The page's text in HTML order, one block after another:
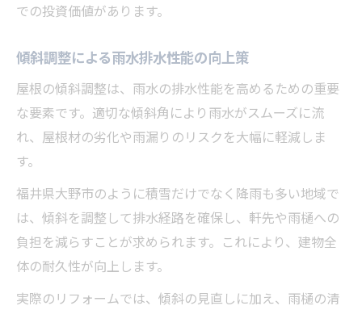
での投資価値があります。
傾斜調整による雨水排水性能の向上策
屋根の傾斜調整は、雨水の排水性能を高めるための重要
な要素です。適切な傾斜角により雨水がスムーズに流
れ、屋根材の劣化や雨漏りのリスクを大幅に軽減しま
す。
福井県大野市のように積雪だけでなく降雨も多い地域で
は、傾斜を調整して排水経路を確保し、軒先や雨樋への
負担を減らすことが求められます。これにより、建物全
体の耐久性が向上します。
実際のリフォームでは、傾斜の見直しに加え、雨樋の清